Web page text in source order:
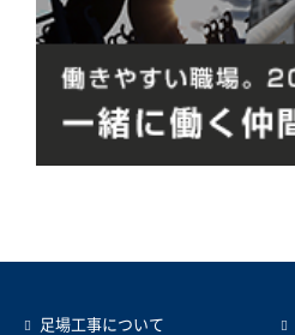
足場工事について